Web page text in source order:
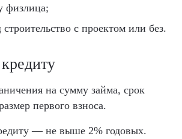
физлица;
строительство с проектом или без.
на сумму займа, срок
первого взноса.
— не выше 2% годовых.